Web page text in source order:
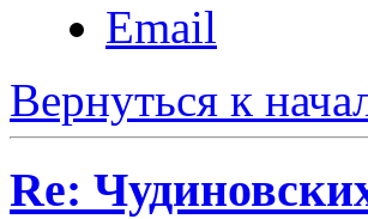
Email
Вернуться к
Re: